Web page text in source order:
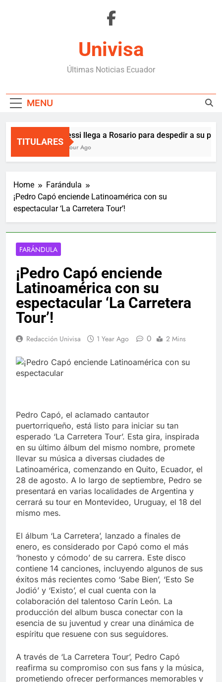
Univisa
Últimas Noticias Ecuador
MENU
TITULARES
Messi llega a Rosario para despedir a su
1 Hour Ago
Home
Farándula
¡Pedro Capó enciende Latinoamérica con su
espectacular ‘La Carretera Tour’!
FARÁNDULA
¡Pedro Capó enciende
Latinoamérica con su
espectacular ‘La Carretera
Tour’!
Redacción Univisa 1 Year Ago 0 2 Mins
Pedro Capó, el aclamado cantautor
puertorriqueño, está listo para iniciar su tan
esperado ‘La Carretera Tour’. Esta gira, inspirada
en su último álbum del mismo nombre, promete
llevar su música a diversas ciudades de
Latinoamérica, comenzando en Quito, Ecuador, el
28 de agosto. A lo largo de septiembre, Pedro se
presentará en varias localidades de Argentina y
cerrará su tour en Montevideo, Uruguay, el 18 del
mismo mes.
El álbum ‘La Carretera’, lanzado a finales de
enero, es considerado por Capó como el más
‘honesto y cómodo’ de su carrera. Este disco
contiene 14 canciones, incluyendo algunos de sus
éxitos más recientes como ‘Sabe Bien’, ‘Esto Se
Jodió’ y ‘Existo’, el cual cuenta con la
colaboración del talentoso Carín León. La
producción del album busca conectar con la
esencia de su juventud y crear una dinámica de
espíritu que resuene con sus seguidores.
A través de ‘La Carretera Tour’, Pedro Capó
reafirma su compromiso con sus fans y la música,
prometiendo ofrecer performances memorables y